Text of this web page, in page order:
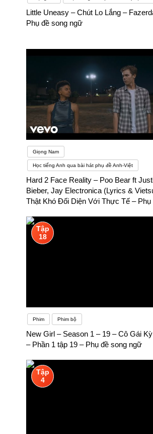
Little Uneasy – Chút Lo Lắng –
Phụ đề song ngữ
Giọng Nam
Học tiếng Anh qua bài hát phụ đề Anh-Việt
Hard 2 Face Reality – Poo Bear ft
Bieber, Jay Electronica (Lyrics &
Thật Khó Đối Diện Với Thực Tế – Phụ
Tập
18
Phim Phim bộ
New Girl – Season 1 – 19 – Cô Gái
– Phần 1 tập 19 – Phụ đề song ngữ
Tập
4